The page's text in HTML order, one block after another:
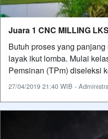
Juara 1 CNC MILLING
Butuh proses yang
layak ikut lomba. Mulai
Pemsinan (TPm) diseleksi
27/04/2019 21:40 WIB -